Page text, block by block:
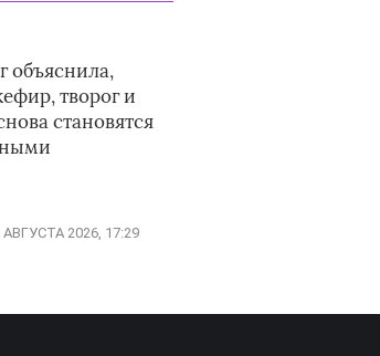
объяснила,
творог и
становятся
АВГУСТА 2026, 17:29